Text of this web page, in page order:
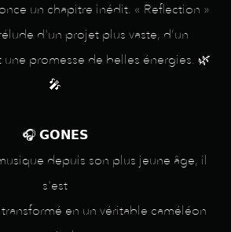
un chapitre inédit. « Reflection »
d'un projet plus vaste, d’un
promesse de belles énergies. 🌿
🎤
🎧 𝗚𝗢𝗡𝗘𝗦
depuis son plus jeune âge, il
s'est
en un véritable caméléon